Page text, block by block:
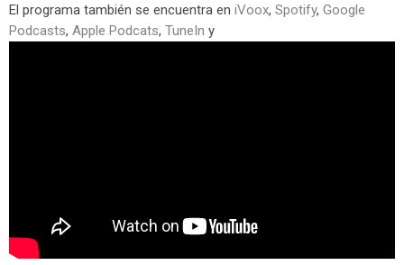
El programa también se encuentra en iVoox, Spotify, Google
Podcasts, Apple Podcats, TuneIn y